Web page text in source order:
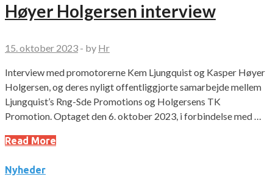
Høyer Holgersen interview
15. oktober 2023 - by Hr
Interview med promotorerne Kem Ljungquist og Kasper Høyer
Holgersen, og deres nyligt offentliggjorte samarbejde mellem
Ljungquist’s Rng-Sde Promotions og Holgersens TK
Promotion. Optaget den 6. oktober 2023, i forbindelse med …
Read More
Nyheder